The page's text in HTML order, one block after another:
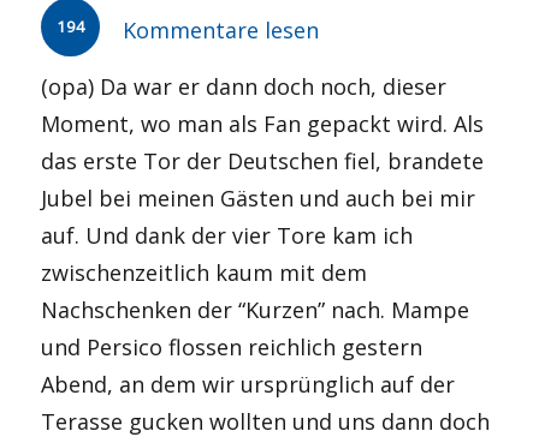
194
Kommentare lesen
(opa) Da war er dann doch noch, dieser
Moment, wo man als Fan gepackt wird. Als
das erste Tor der Deutschen fiel, brandete
Jubel bei meinen Gästen und auch bei mir
auf. Und dank der vier Tore kam ich
zwischenzeitlich kaum mit dem
Nachschenken der “Kurzen” nach. Mampe
und Persico flossen reichlich gestern
Abend, an dem wir ursprünglich auf der
Terasse gucken wollten und uns dann doch